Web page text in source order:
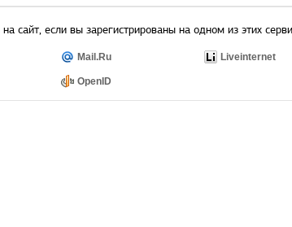
сайт, если вы зарегистрированы на одном из этих
Mail.Ru Liveinternet
OpenID